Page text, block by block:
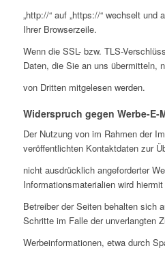
„http://“ auf „https://“ wechselt
Ihrer Browserzeile.
Wenn die SSL- bzw. TLS-
Daten, die Sie an uns übermitteln,
von Dritten mitgelesen werden.
Widerspruch gegen Werbe-E-
Der Nutzung von im Rahmen der
veröffentlichten Kontaktdaten zur
nicht ausdrücklich angeforderter
Informationsmaterialien wird
Betreiber der Seiten behalten sich
Schritte im Falle der unverlangten
Werbeinformationen, etwa durch